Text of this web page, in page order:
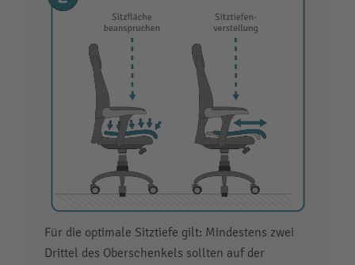
Für die optimale Sitztiefe gilt: Mindestens zwei
Drittel des Oberschenkels sollten auf der